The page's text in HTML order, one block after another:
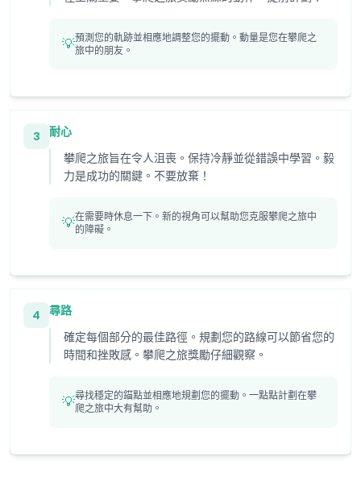
💡預測您的軌跡並相應地調整您的擺動。動量是您在攀爬之
旅中的朋友。
3
耐心
攀爬之旅旨在令人沮喪。保持冷靜並從錯誤中學習。毅
力是成功的關鍵。不要放棄！
💡在需要時休息一下。新的視角可以幫助您克服攀爬之旅中
的障礙。
4
尋路
確定每個部分的最佳路徑。規劃您的路線可以節省您的
時間和挫敗感。攀爬之旅獎勵仔細觀察。
💡尋找穩定的錨點並相應地規劃您的擺動。一點點計劃在攀
爬之旅中大有幫助。